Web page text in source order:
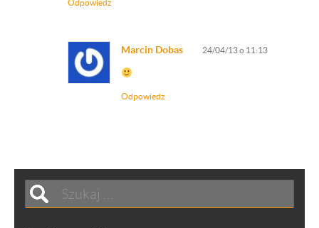
Odpowiedz
Marcin Dobas 24/04/13 o 11:13
Odpowiedz